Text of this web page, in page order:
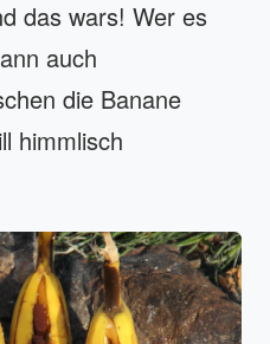
das wars! Wer es
auch
die Banane
himmlisch